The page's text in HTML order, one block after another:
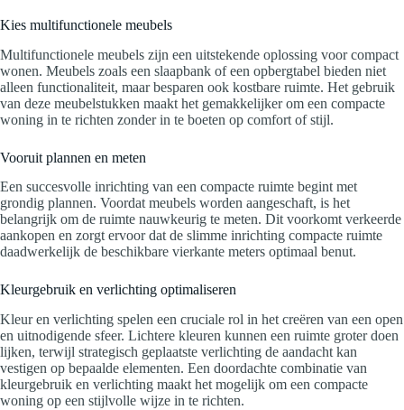
Kies multifunctionele meubels
Multifunctionele meubels zijn een uitstekende oplossing voor compact
wonen. Meubels zoals een slaapbank of een opbergtabel bieden niet
alleen functionaliteit, maar besparen ook kostbare ruimte. Het gebruik
van deze meubelstukken maakt het gemakkelijker om een compacte
woning in te richten zonder in te boeten op comfort of stijl.
Vooruit plannen en meten
Een succesvolle inrichting van een compacte ruimte begint met
grondig plannen. Voordat meubels worden aangeschaft, is het
belangrijk om de ruimte nauwkeurig te meten. Dit voorkomt verkeerde
aankopen en zorgt ervoor dat de slimme inrichting compacte ruimte
daadwerkelijk de beschikbare vierkante meters optimaal benut.
Kleurgebruik en verlichting optimaliseren
Kleur en verlichting spelen een cruciale rol in het creëren van een open
en uitnodigende sfeer. Lichtere kleuren kunnen een ruimte groter doen
lijken, terwijl strategisch geplaatste verlichting de aandacht kan
vestigen op bepaalde elementen. Een doordachte combinatie van
kleurgebruik en verlichting maakt het mogelijk om een compacte
woning op een stijlvolle wijze in te richten.